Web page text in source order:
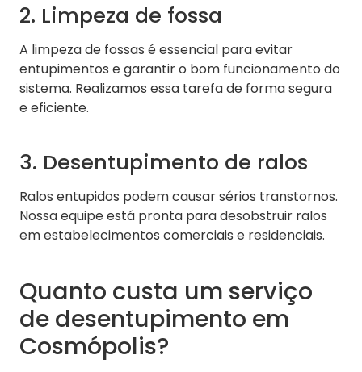
2. Limpeza de fossa
A limpeza de fossas é essencial para evitar
entupimentos e garantir o bom funcionamento do
sistema. Realizamos essa tarefa de forma segura
e eficiente.
3. Desentupimento de ralos
Ralos entupidos podem causar sérios transtornos.
Nossa equipe está pronta para desobstruir ralos
em estabelecimentos comerciais e residenciais.
Quanto custa um serviço
de desentupimento em
Cosmópolis?